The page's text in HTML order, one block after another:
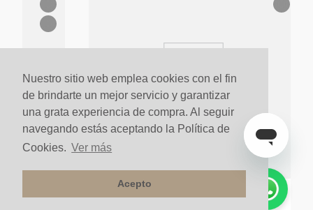
Nuestro sitio web emplea cookies con el fin
de brindarte un mejor servicio y garantizar
una grata experiencia de compra. Al seguir
navegando estás aceptando la Política de
Cookies. Ver más
Acepto